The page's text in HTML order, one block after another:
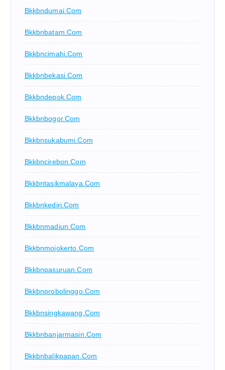
Bkkbndumai.com
Bkkbnbatam.com
Bkkbncimahi.com
Bkkbnbekasi.com
Bkkbndepok.com
Bkkbnbogor.com
Bkkbnsukabumi.com
Bkkbncirebon.com
Bkkbntasikmalaya.com
Bkkbnkediri.com
Bkkbnmadiun.com
Bkkbnmojokerto.com
Bkkbnpasuruan.com
Bkkbnprobolinggo.com
Bkkbnsingkawang.com
Bkkbnbanjarmasin.com
Bkkbnbalikpapan.com